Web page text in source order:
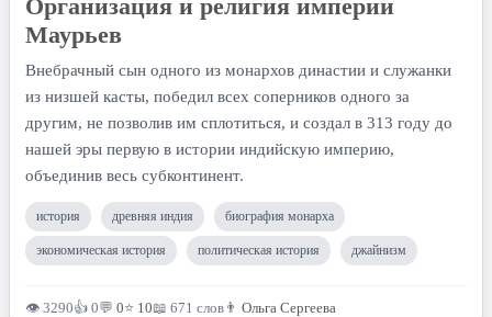
Организация и религия империи
Маурьев
Внебрачный сын одного из монархов династии и служанки
из низшей касты, победил всех соперников одного за
другим, не позволив им сплотиться, и создал в 313 году до
нашей эры первую в истории индийскую империю,
объединив весь субконтинент.
история древняя индия биография монарха
экономическая история политическая история джайнизм
👁 3290👍 0💬 0⭐ 10📖 671 слов 👨 Ольга Сергеева